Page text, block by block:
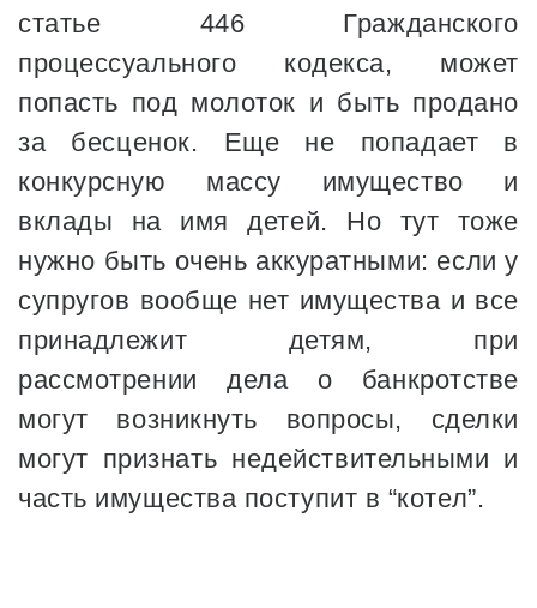
статье 446 Гражданского
процессуального кодекса, может
попасть под молоток и быть продано
за бесценок. Еще не попадает в
конкурсную массу имущество и
вклады на имя детей. Но тут тоже
нужно быть очень аккуратными: если у
супругов вообще нет имущества и все
принадлежит детям, при
рассмотрении дела о банкротстве
могут возникнуть вопросы, сделки
могут признать недействительными и
часть имущества поступит в “котел”.